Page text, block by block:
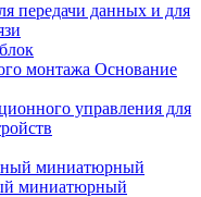
передачи данных и для
Основание
управления для
миниатюрный